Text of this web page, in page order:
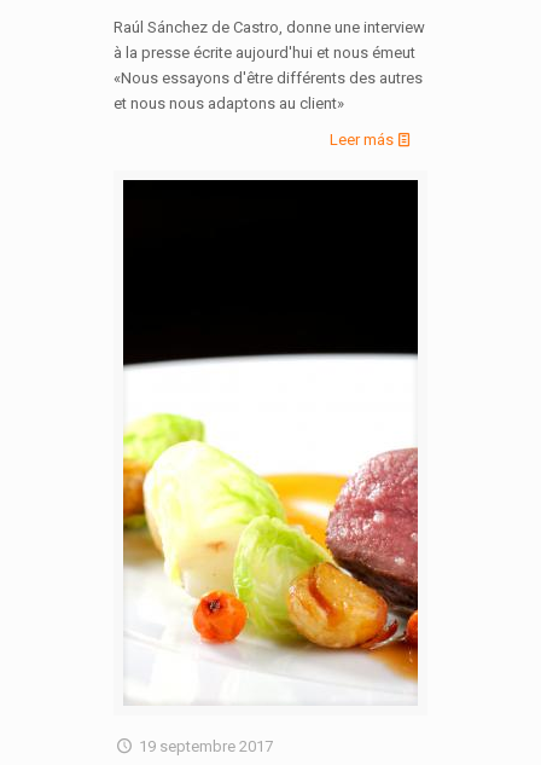
Raúl Sánchez de Castro, donne une interview
à la presse écrite aujourd'hui et nous émeut
«Nous essayons d'être différents des autres
et nous nous adaptons au client»
Leer más
19 septembre 2017